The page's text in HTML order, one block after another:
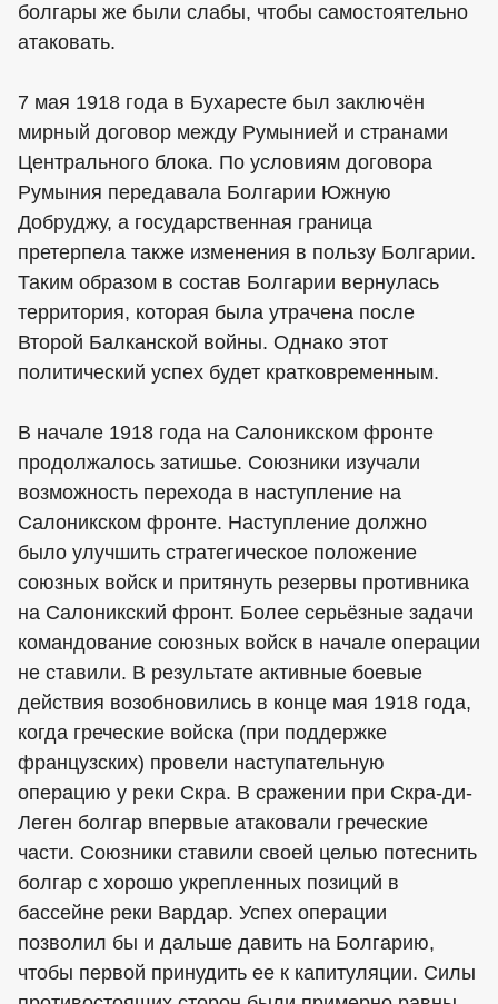
болгары же были слабы, чтобы самостоятельно
атаковать.
7 мая 1918 года в Бухаресте был заключён
мирный договор между Румынией и странами
Центрального блока. По условиям договора
Румыния передавала Болгарии Южную
Добруджу, а государственная граница
претерпела также изменения в пользу Болгарии.
Таким образом в состав Болгарии вернулась
территория, которая была утрачена после
Второй Балканской войны. Однако этот
политический успех будет кратковременным.
В начале 1918 года на Салоникском фронте
продолжалось затишье. Союзники изучали
возможность перехода в наступление на
Салоникском фронте. Наступление должно
было улучшить стратегическое положение
союзных войск и притянуть резервы противника
на Салоникский фронт. Более серьёзные задачи
командование союзных войск в начале операции
не ставили. В результате активные боевые
действия возобновились в конце мая 1918 года,
когда греческие войска (при поддержке
французских) провели наступательную
операцию у реки Скра. В сражении при Скра-ди-
Леген болгар впервые атаковали греческие
части. Союзники ставили своей целью потеснить
болгар с хорошо укрепленных позиций в
бассейне реки Вардар. Успех операции
позволил бы и дальше давить на Болгарию,
чтобы первой принудить ее к капитуляции. Силы